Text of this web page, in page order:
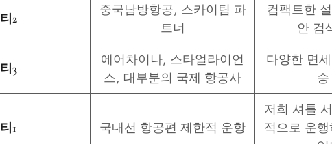
티2
중국남방항공, 스카이팀 파
트너
컴팩트한
안 검
티3
에어차이나, 스타얼라이언
스, 대부분의 국제 항공사
다양한 면
티1 국내선 항공편 제한적 운항
저희 셔틀
적으로 운